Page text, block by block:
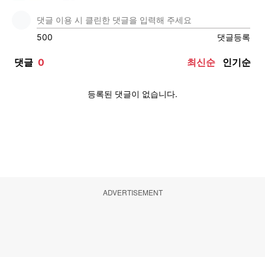
ADVERTISEMENT